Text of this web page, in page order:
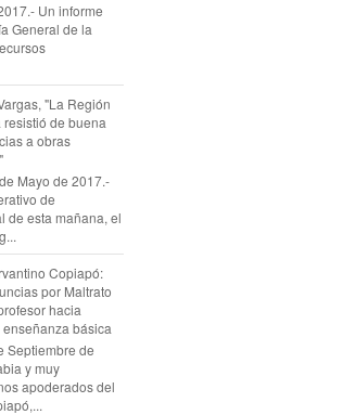
Un informe
General de la
"La Región
resistió de buena
a obras
Mayo de 2017.-
de
de esta mañana, el
Copiapó:
por Maltrato
hacia
básica
Septiembre de
y muy
apoderados del